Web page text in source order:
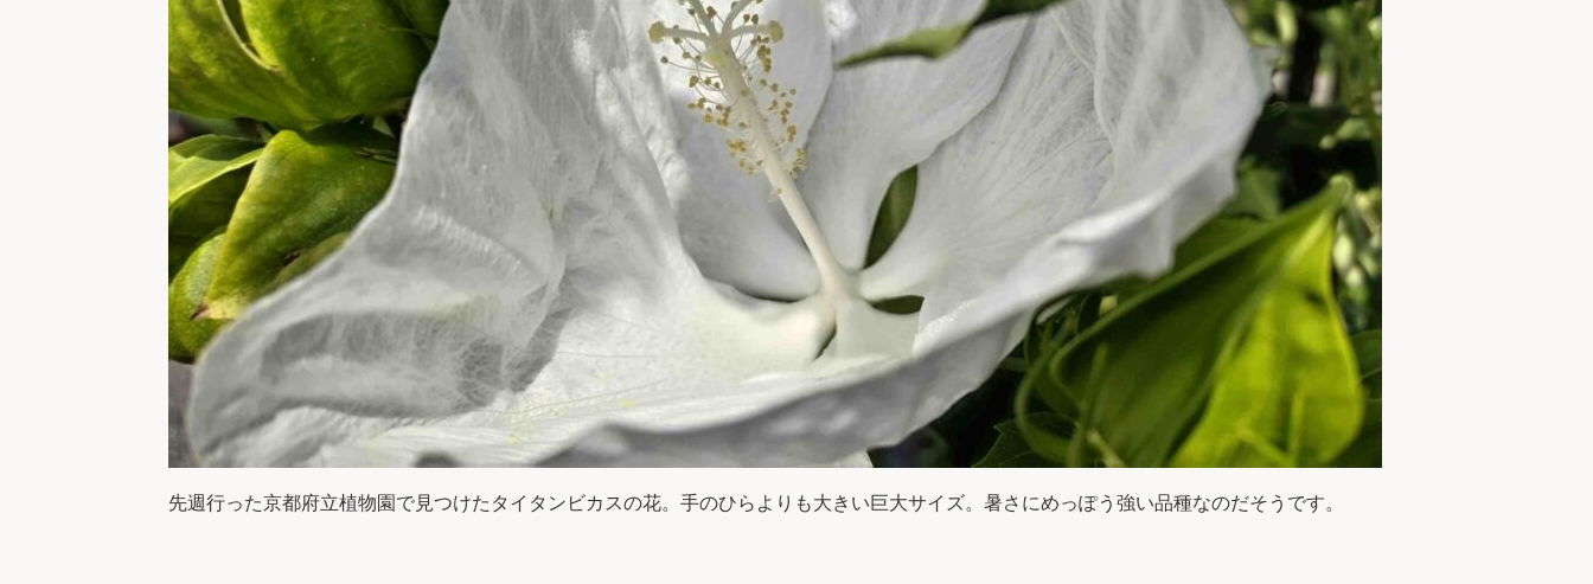
先週行った京都府立植物園で見つけたタイタンビカスの花。手のひらよりも大きい巨大サイズ。暑さにめっぽう強い品種なのだそうです。